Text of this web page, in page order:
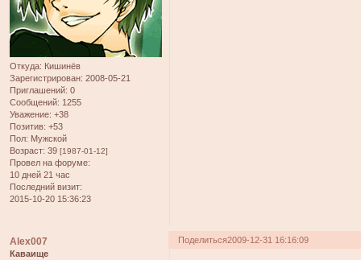
Откуда: Кишинёв
Зарегистрирован: 2008-05-21
Приглашений: 0
Сообщений: 1255
Уважение: +38
Позитив: +53
Пол: Мужской
Возраст: 39 [1987-01-12]
Провел на форуме:
10 дней 21 час
Последний визит:
2015-10-20 15:36:23
Поделиться2009-12-31 16:16:09
Alex007
Каваище